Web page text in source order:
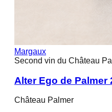
Margaux
Second vin du Château
Alter Ego de Palmer
Château Palmer